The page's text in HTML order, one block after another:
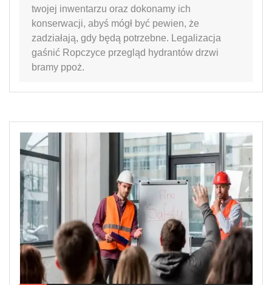
twojej inwentarzu oraz dokonamy ich
konserwacji, abyś mógł być pewien, że
zadziałają, gdy będą potrzebne. Legalizacja
gaśnić Ropczyce przegląd hydrantów drzwi
bramy ppoż.